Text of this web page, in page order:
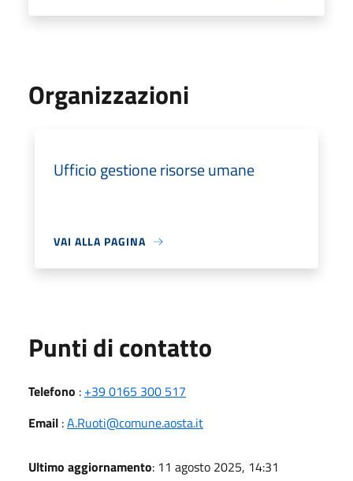
Organizzazioni
Ufficio gestione risorse umane
VAI ALLA PAGINA
Punti di contatto
Telefono : +39 0165 300 517
Email :A.Ruoti@comune.aosta.it
Ultimo aggiornamento: 11 agosto 2025, 14:31